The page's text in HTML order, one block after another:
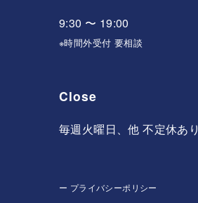
9:30 〜 19:00
※時間外受付 要相談
Close
毎週火曜日、他 不定休あり
ー プライバシーポリシー